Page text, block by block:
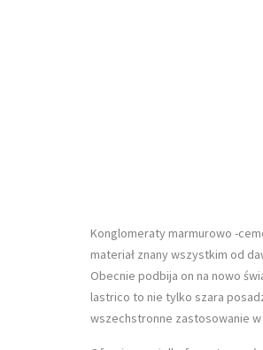
Konglomeraty marmurowo -
materiał znany wszystkim od
Obecnie podbija on na nowo
lastrico to nie tylko szara
wszechstronne zastosowanie w